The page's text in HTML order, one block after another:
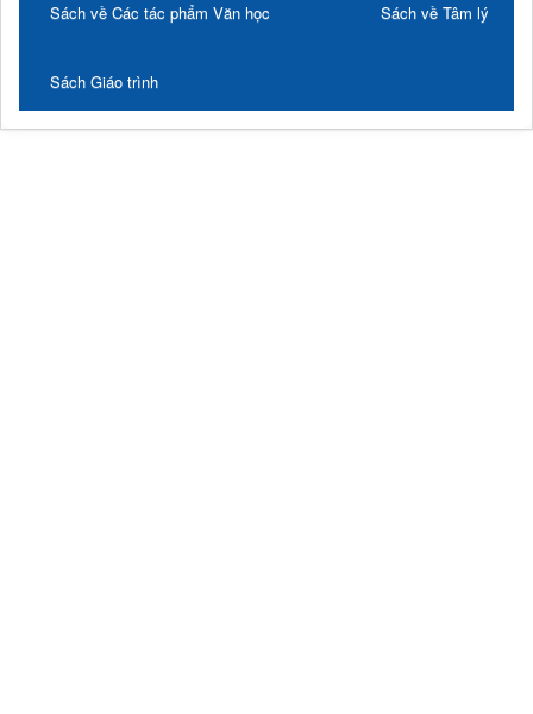
Sách về Các tác phẩm Văn học Sách về Tâm lý
Sách Giáo trình